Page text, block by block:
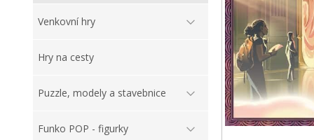
Venkovní hry
Hry na cesty
Puzzle, modely a stavebnice
Funko POP - figurky